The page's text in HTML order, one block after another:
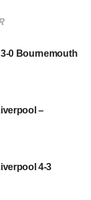
0 Bournemouth
–
4-3